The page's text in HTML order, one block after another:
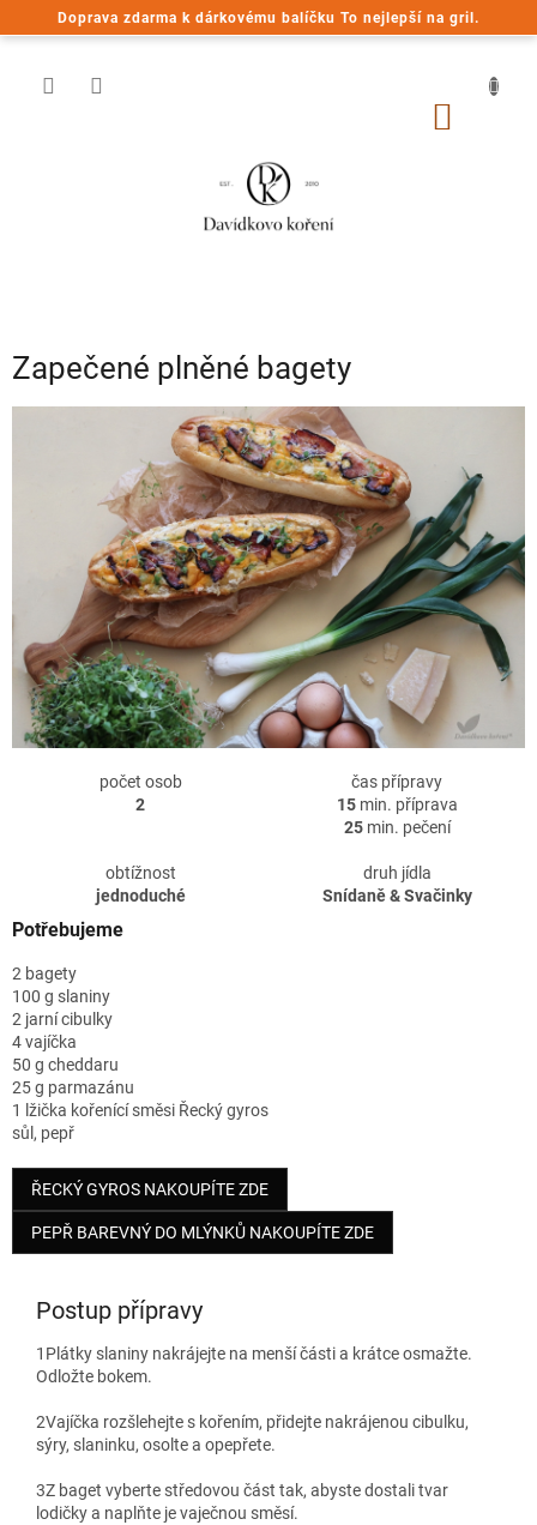
Doprava zdarma k dárkovému balíčku To nejlepší na gril.
na
Zapečené plněné bagety
počet osob
2
čas přípravy
15min. příprava
25min. pečení
obtížnost
jednoduché
druh jídla
Snídaně & Svačinky
Potřebujeme
2 bagety
100 g slaniny
2 jarní cibulky
4 vajíčka
50 g cheddaru
25 g parmazánu
1 lžička kořenící směsi Řecký gyros
sůl, pepř
ŘECKÝ GYROS NAKOUPÍTE ZDE
PEPŘ BAREVNÝ DO MLÝNKŮ NAKOUPÍTE ZDE
Postup přípravy
1 Plátky slaniny nakrájejte na menší části a krátce osmažte.
Odložte bokem.
2Vajíčka rozšlehejte s kořením, přidejte nakrájenou cibulku,
sýry, slaninku, osolte a opepřete.
3Z baget vyberte středovou část tak, abyste dostali tvar
lodičky a naplňte je vaječnou směsí.